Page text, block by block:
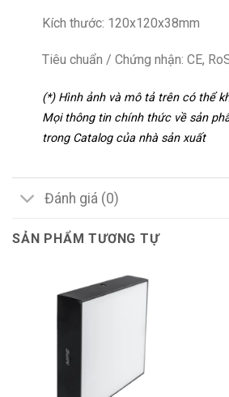
Kích thước: 120x120x38mm
Tiêu chuẩn / Chứng nhận: CE,
(*) Hình ảnh và mô tả trên có thể
Mọi thông tin chính thức về sản
trong Catalog của nhà sản xuất
Đánh giá (0)
SẢN PHẨM TƯƠNG TỰ